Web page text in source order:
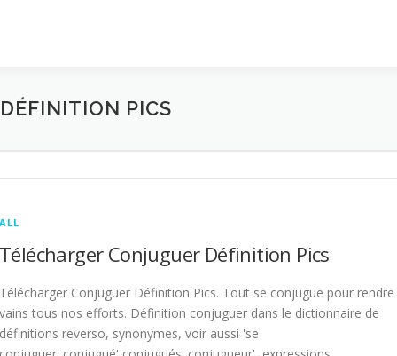
PICS
ALL
Télécharger Conjuguer Définition Pics
Télécharger Conjuguer Définition Pics. Tout se conjugue pour rendre
vains tous nos efforts. Définition conjuguer dans le dictionnaire de
définitions reverso, synonymes, voir aussi 'se